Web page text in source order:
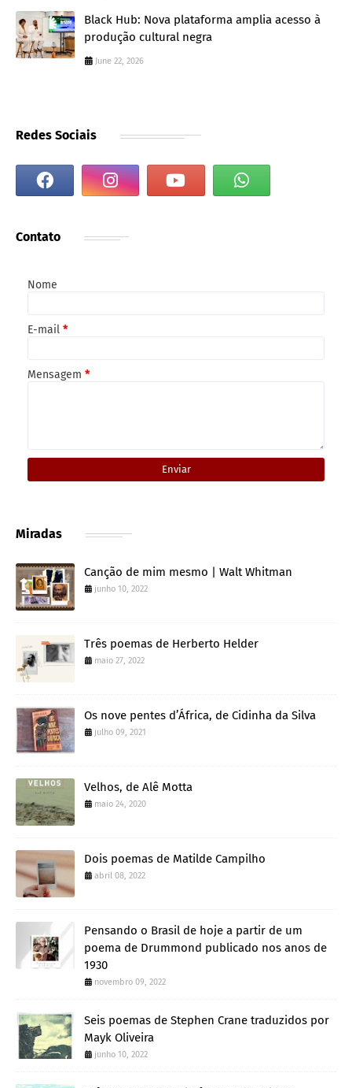
Black Hub: Nova plataforma amplia acesso à
produção cultural negra
June 22, 2026
Redes Sociais
Contato
Nome
E-mail *
Mensagem *
Miradas
Canção de mim mesmo | Walt Whitman
junho 10, 2022
Três poemas de Herberto Helder
maio 27, 2022
Os nove pentes d’África, de Cidinha da Silva
julho 09, 2021
Velhos, de Alê Motta
maio 24, 2020
Dois poemas de Matilde Campilho
abril 08, 2022
Pensando o Brasil de hoje a partir de um
poema de Drummond publicado nos anos de
1930
novembro 09, 2022
Seis poemas de Stephen Crane traduzidos por
Mayk Oliveira
junho 10, 2022